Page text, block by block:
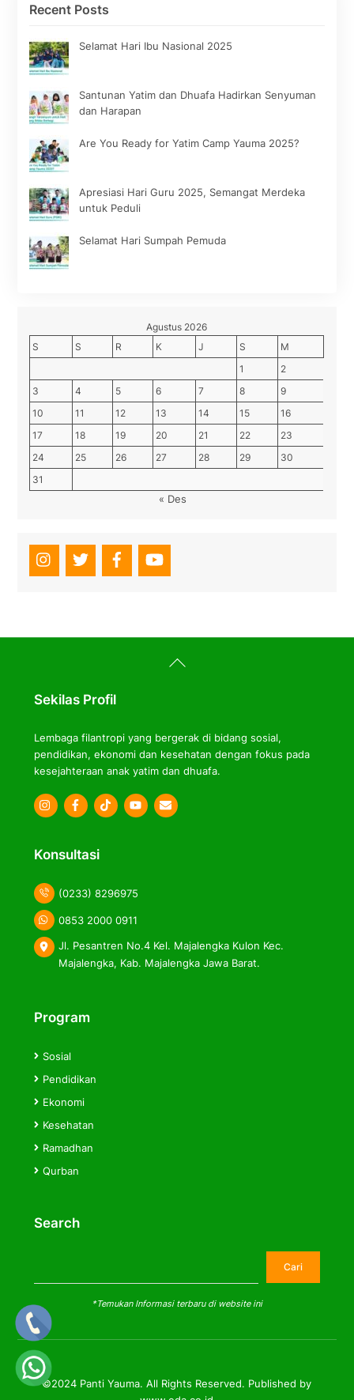
Recent Posts
Selamat Hari Ibu Nasional 2025
Santunan Yatim dan Dhuafa Hadirkan Senyuman
dan Harapan
Are You Ready for Yatim Camp Yauma 2025?
Apresiasi Hari Guru 2025, Semangat Merdeka
untuk Peduli
Selamat Hari Sumpah Pemuda
Agustus 2026
S
S R K J S
M
1
2
3
4 5 6 7 8
9
10
11 12 13 14 15
16
17
18 19 20 21 22
23
24
25 26 27 28 29
30
31
« Des
Back
To
Sekilas Profil
Lembaga filantropi yang bergerak di bidang sosial,
pendidikan, ekonomi dan kesehatan dengan fokus pada
kesejahteraan anak yatim dan dhuafa.
Icon
Icon
Icon
Konsultasi
(0233) 8296975
0853 2000 0911
Jl. Pesantren No.4 Kel. Majalengka Kulon Kec.
Majalengka, Kab. Majalengka Jawa Barat.
Program
Sosial
Pendidikan
Ekonomi
Kesehatan
Ramadhan
Qurban
Search
Cari
*Temukan Informasi terbaru di website ini
©2024 Panti Yauma. All Rights Reserved. Published by